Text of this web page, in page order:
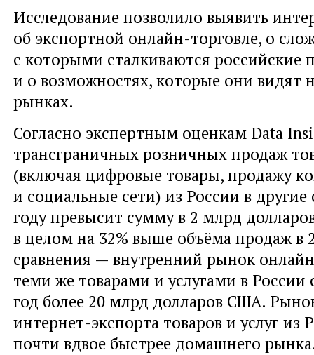
Исследование позволило выявить
об экспортной онлайн-торговле, о
с которыми сталкиваются российские
и о возможностях, которые они видят
рынках.
Согласно экспертным оценкам Data
трансграничных розничных продаж
(включая цифровые товары, продажу
и социальные сети) из России в другие
году превысит сумму в 2 млрд
в целом на 32% выше объёма продаж в
сравнения — внутренний рынок
теми же товарами и услугами в России
год более 20 млрд долларов США.
интернет-экспорта товаров и услуг из
почти вдвое быстрее домашнего